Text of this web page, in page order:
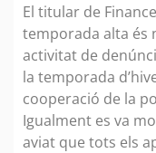
El titular de
temporada alta és
activitat de
la temporada
cooperació de la
Igualment es va
aviat que tots els